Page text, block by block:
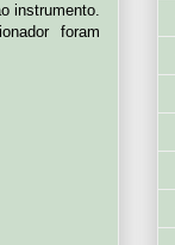
instrumento.
foram